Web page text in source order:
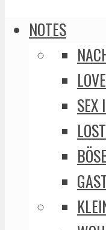
NOTES
SEX